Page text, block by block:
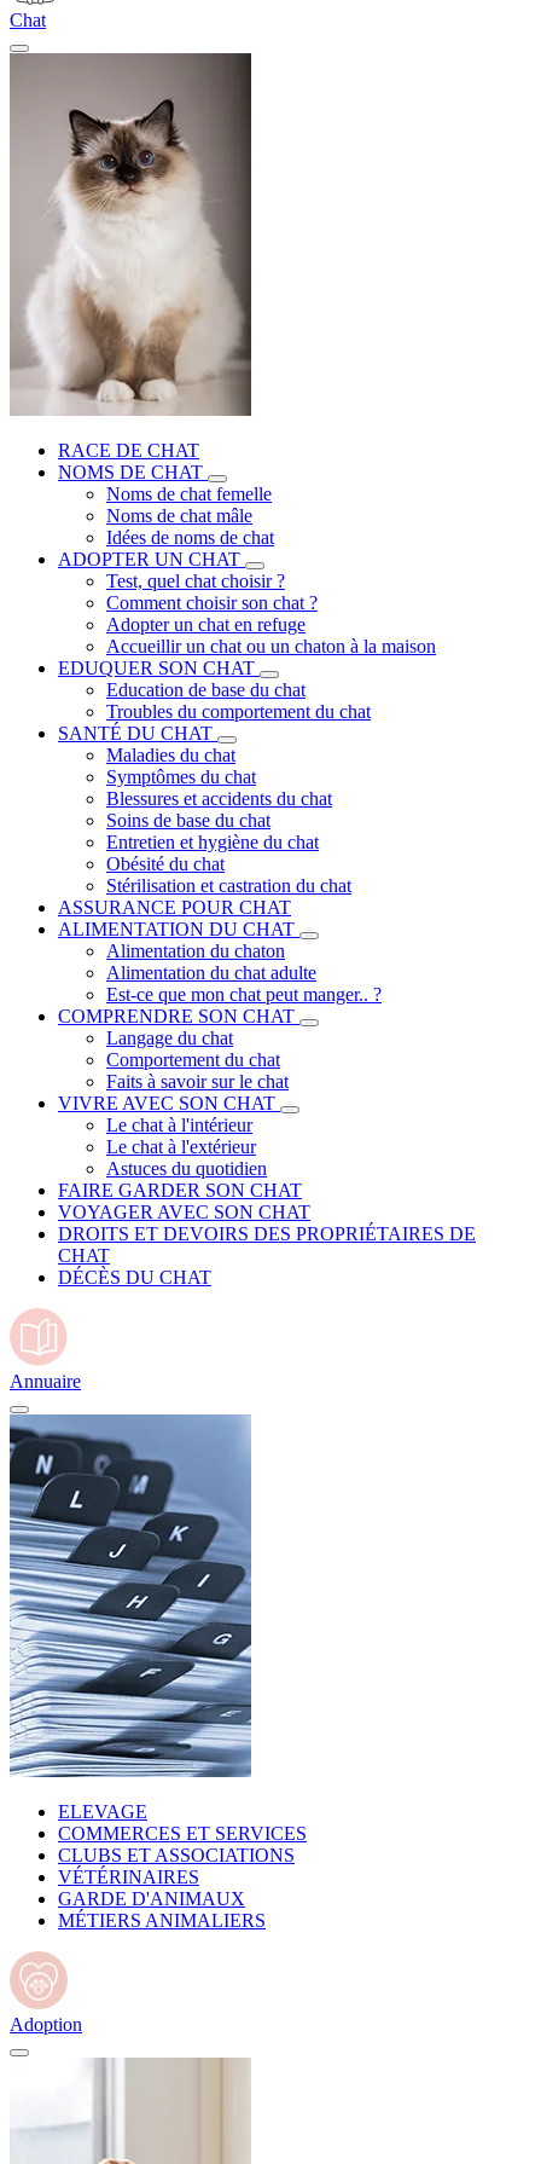
Chat
RACE DE CHAT
NOMS DE CHAT
Noms de chat femelle
Noms de chat mâle
Idées de noms de chat
ADOPTER UN CHAT
Test, quel chat choisir ?
Comment choisir son chat ?
Adopter un chat en refuge
Accueillir un chat ou un chaton à la maison
EDUQUER SON CHAT
Education de base du chat
Troubles du comportement du chat
SANTÉ DU CHAT
Maladies du chat
Symptômes du chat
Blessures et accidents du chat
Soins de base du chat
Entretien et hygiène du chat
Obésité du chat
Stérilisation et castration du chat
ASSURANCE POUR CHAT
ALIMENTATION DU CHAT
Alimentation du chaton
Alimentation du chat adulte
Est-ce que mon chat peut manger.. ?
COMPRENDRE SON CHAT
Langage du chat
Comportement du chat
Faits à savoir sur le chat
VIVRE AVEC SON CHAT
Le chat à l'intérieur
Le chat à l'extérieur
Astuces du quotidien
FAIRE GARDER SON CHAT
VOYAGER AVEC SON CHAT
DROITS ET DEVOIRS DES PROPRIÉTAIRES DE
CHAT
DÉCÈS DU CHAT
Annuaire
ELEVAGE
COMMERCES ET SERVICES
CLUBS ET ASSOCIATIONS
VÉTÉRINAIRES
GARDE D'ANIMAUX
MÉTIERS ANIMALIERS
Adoption